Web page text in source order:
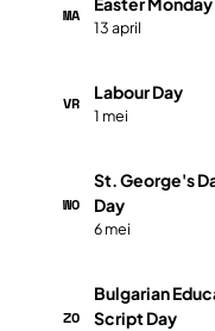
MA
13 april
VR
Labour Day
1 mei
WO
St. George's
Day
6 mei
ZO
Bulgarian
Script Day